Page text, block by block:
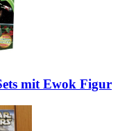
mit Ewok Figur